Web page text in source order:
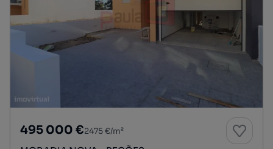
495 000 €2475 €/m²